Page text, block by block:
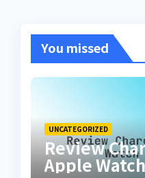
You missed
UNCATEGORIZED
Review
Apple